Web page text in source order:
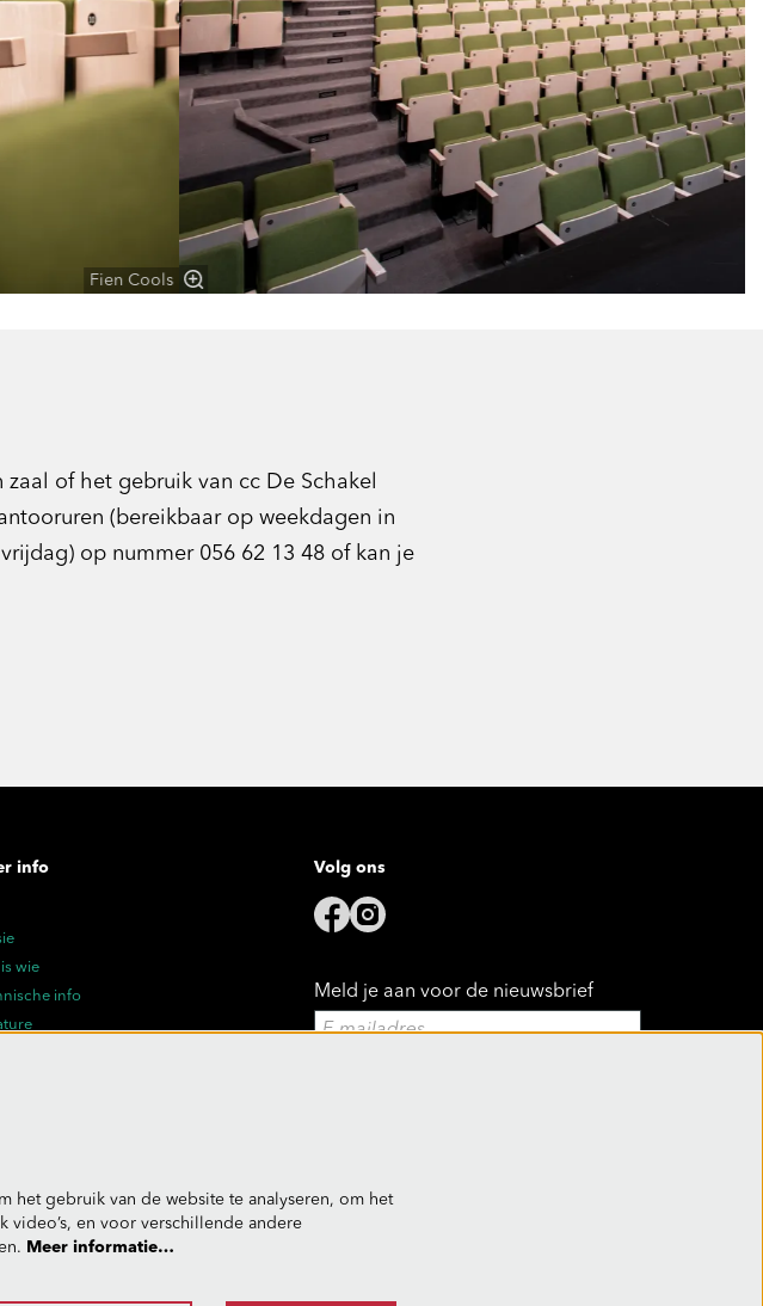
Fien Cools
of het gebruik van cc De Schakel
(bereikbaar op weekdagen in
op nummer 056 62 13 48 of kan je
info
wie
info
Volg ons
Meld je aan voor de nieuwsbrief
overeenstemming met de
het gebruik van de website te analyseren, om het
video’s, en voor verschillende andere
Meer informatie…